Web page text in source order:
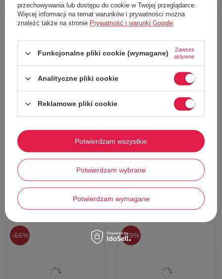
Zapinane na guzik i zasuwane
na zamek błyskawiczny
Wyhaftowanelogo na tylnej kieszeni
Stwórz zestaw i dodaj do
zamówienia
66% 49%
przechowywania lub dostępu do cookie w Twojej przeglądarce.
Więcej informacji na temat warunków i prywatności można
znaleźć także na stronie Prywatność i warunki Google.
Funkcjonalne pliki cookie (wymagane)
Zawsze
aktywne
Analityczne pliki cookie
Reklamowe pliki cookie
Potwierdzam wybrane
Potwierdzam wymagane
Potwierdzam wszystkie